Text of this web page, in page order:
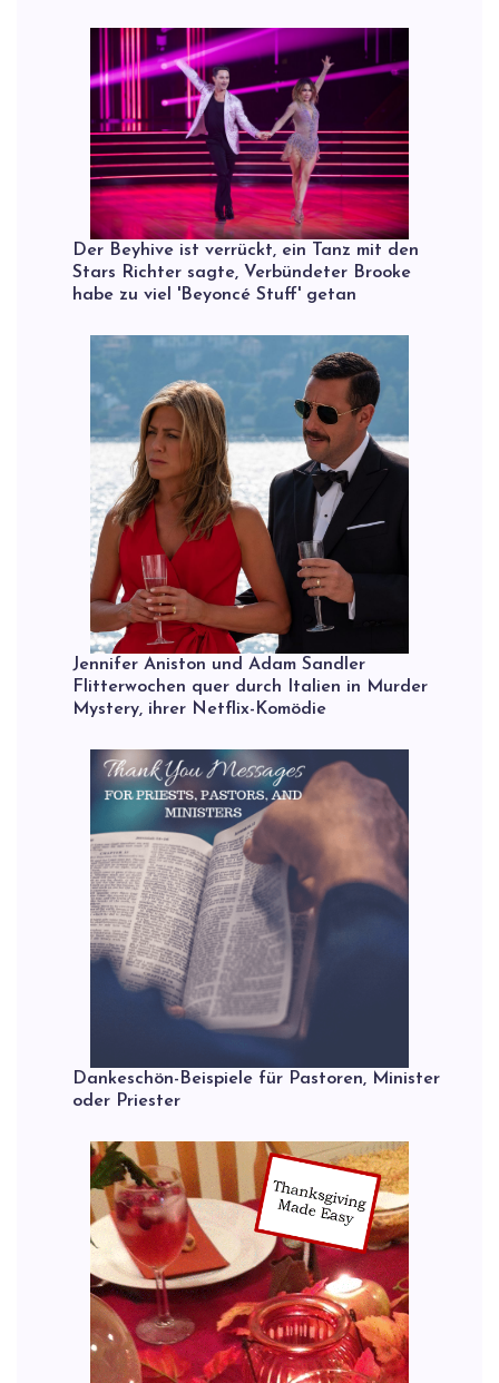
Der Beyhive ist verrückt, ein Tanz mit den
Stars Richter sagte, Verbündeter Brooke
habe zu viel 'Beyoncé Stuff' getan
Jennifer Aniston und Adam Sandler
Flitterwochen quer durch Italien in Murder
Mystery, ihrer Netflix-Komödie
Dankeschön-Beispiele für Pastoren, Minister
oder Priester